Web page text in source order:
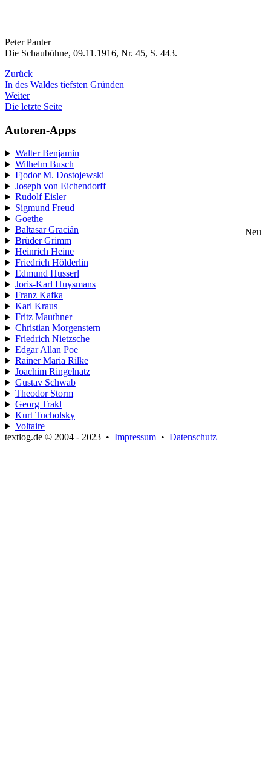
Peter Panter
Die Schaubühne, 09.11.1916, Nr. 45, S. 443.
Zurück
In des Waldes tiefsten Gründen
Weiter
Die letzte Seite
Autoren-Apps
Walter Benjamin
Wilhelm Busch
Fjodor M. Dostojewski
Joseph von Eichendorff
Rudolf Eisler
Sigmund Freud
Goethe
Baltasar Gracián
Neu
Brüder Grimm
Heinrich Heine
Friedrich Hölderlin
Edmund Husserl
Joris-Karl Huysmans
Franz Kafka
Karl Kraus
Fritz Mauthner
Christian Morgenstern
Friedrich Nietzsche
Edgar Allan Poe
Rainer Maria Rilke
Joachim Ringelnatz
Gustav Schwab
Theodor Storm
Georg Trakl
Kurt Tucholsky
Voltaire
textlog.de © 2004 - 2023 • Impressum • Datenschutz